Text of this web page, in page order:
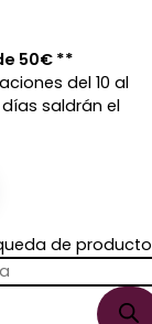
50€ **
del 10 al
saldrán el
de